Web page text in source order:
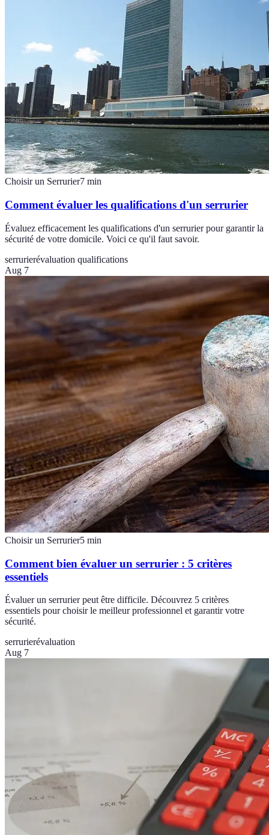
Choisir un Serrurier7 min
Comment évaluer les qualifications d'un serrurier
Évaluez efficacement les qualifications d'un serrurier pour garantir la
sécurité de votre domicile. Voici ce qu'il faut savoir.
serrurierévaluation qualifications
Aug 7
Choisir un Serrurier5 min
Comment bien évaluer un serrurier : 5 critères
essentiels
Évaluer un serrurier peut être difficile. Découvrez 5 critères
essentiels pour choisir le meilleur professionnel et garantir votre
sécurité.
serrurierévaluation
Aug 7